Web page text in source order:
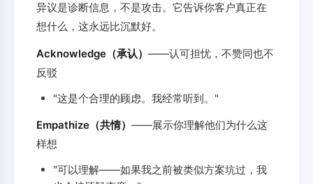
异议是诊断信息，不是攻击。它告诉你客户真正在
想什么，这永远比沉默好。
Acknowledge（承认） ——认可担忧，不赞同也不
反驳
"这是个合理的顾虑。我经常听到。"
Empathize（共情） ——展示你理解他们为什么这
样想
"可以理解——如果我之前被类似方案坑过，我